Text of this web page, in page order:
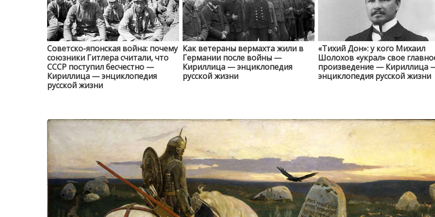
Советско-японская война: почему
союзники Гитлера считали, что
СССР поступил бесчестно —
Кириллица — энциклопедия
русской жизни
Как ветераны вермахта жили в
Германии после войны —
Кириллица — энциклопедия
русской жизни
«Тихий Дон»: у кого Михаил
Шолохов «украл» свое
произведение — Кириллица
энциклопедия русской жизни